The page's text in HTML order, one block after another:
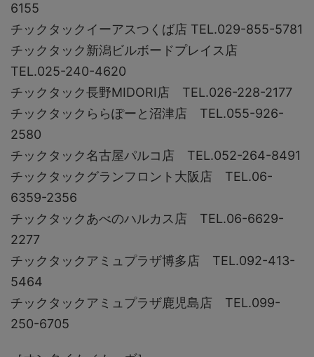
6155
チックタックイーアスつくば店 TEL.029-855-5781
チックタック新潟ビルボードプレイス店
TEL.025-240-4620
チックタック長野MIDORI店 TEL.026-228-2177
チックタックららぽーと沼津店 TEL.055-926-
2580
チックタック名古屋パルコ店 TEL.052-264-8491
チックタックグランフロント大阪店 TEL.06-
6359-2356
チックタックあべのハルカス店 TEL.06-6629-
2277
チックタックアミュプラザ博多店 TEL.092-413-
5464
チックタックアミュプラザ鹿児島店 TEL.099-
250-6705